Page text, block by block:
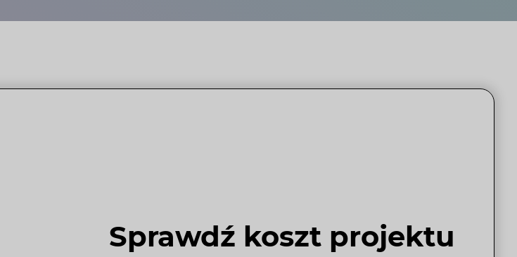
Sprawdź koszt projektu